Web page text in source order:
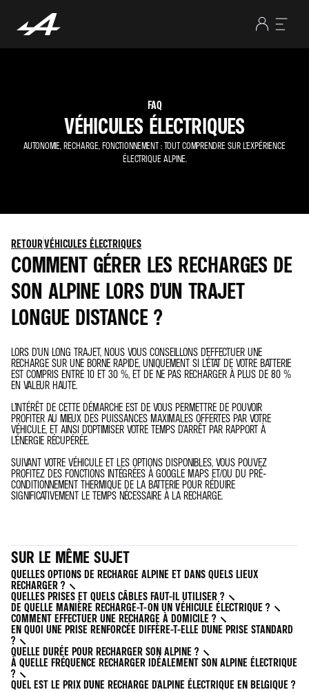
FAQ
VÉHICULES ÉLECTRIQUES
AUTONOMIE, RECHARGE, FONCTIONNEMENT : TOUT COMPRENDRE SUR L’EXPÉRIENCE
ÉLECTRIQUE ALPINE.
RETOURVÉHICULES ÉLECTRIQUES
COMMENT GÉRER LES RECHARGES DE
SON ALPINE LORS D'UN TRAJET
LONGUE DISTANCE ?
LORS D’UN LONG TRAJET, NOUS VOUS CONSEILLONS D’EFFECTUER UNE
RECHARGE SUR UNE BORNE RAPIDE, UNIQUEMENT SI L’ÉTAT DE VOTRE BATTERIE
EST COMPRIS ENTRE 10 ET 30 %, ET DE NE PAS RECHARGER À PLUS DE 80 %
EN VALEUR HAUTE.
L’INTÉRÊT DE CETTE DÉMARCHE EST DE VOUS PERMETTRE DE POUVOIR
PROFITER AU MIEUX DES PUISSANCES MAXIMALES OFFERTES PAR VOTRE
VÉHICULE, ET AINSI D’OPTIMISER VOTRE TEMPS D’ARRÊT PAR RAPPORT À
L’ÉNERGIE RÉCUPÉRÉE.
SUIVANT VOTRE VÉHICULE ET LES OPTIONS DISPONIBLES, VOUS POUVEZ
PROFITEZ DES FONCTIONS INTÉGRÉES À GOOGLE MAPS ET/OU DU PRÉ-
CONDITIONNEMENT THERMIQUE DE LA BATTERIE POUR RÉDUIRE
SIGNIFICATIVEMENT LE TEMPS NÉCESSAIRE À LA RECHARGE.
SUR LE MÊME SUJET
QUELLES OPTIONS DE RECHARGE ALPINE ET DANS QUELS LIEUX
RECHARGER ?
QUELLES PRISES ET QUELS CÂBLES FAUT-IL UTILISER ?
DE QUELLE MANIÈRE RECHARGE-T-ON UN VÉHICULE ÉLECTRIQUE ?
COMMENT EFFECTUER UNE RECHARGE À DOMICILE ?
EN QUOI UNE PRISE RENFORCÉE DIFFÈRE-T-ELLE D'UNE PRISE STANDARD
?
QUELLE DURÉE POUR RECHARGER SON ALPINE ?
À QUELLE FRÉQUENCE RECHARGER IDÉALEMENT SON ALPINE ÉLECTRIQUE
?
QUEL EST LE PRIX D'UNE RECHARGE D'ALPINE ÉLECTRIQUE EN BELGIQUE ?